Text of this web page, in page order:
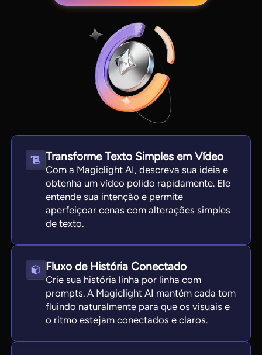
Transforme Texto Simples em Vídeo
Com a Magiclight AI, descreva sua ideia e
obtenha um vídeo polido rapidamente. Ele
entende sua intenção e permite
aperfeiçoar cenas com alterações simples
de texto.
Fluxo de História Conectado
Crie sua história linha por linha com
prompts. A Magiclight AI mantém cada tom
fluindo naturalmente para que os visuais e
o ritmo estejam conectados e claros.